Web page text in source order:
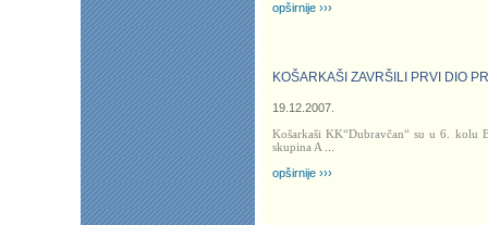
opširnije ›››
KOŠARKAŠI ZAVRŠILI PRVI DIO
19.12.2007.
Košarkaši KK“Dubravčan“ su u 6. kolu
skupina A
opširnije ›››